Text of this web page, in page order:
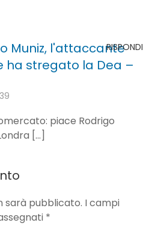
Muniz, l'attaccante
ha stregato la Dea –
RISPONDI
piace Rodrigo
[…]
sarà pubblicato. I campi
*